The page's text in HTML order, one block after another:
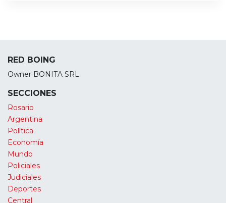
RED BOING
Owner BONITA SRL
SECCIONES
Rosario
Argentina
Política
Economía
Mundo
Policiales
Judiciales
Deportes
Central